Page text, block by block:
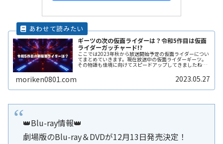
ギーツの次の仮面ライダーは？令和5作目は仮面
ライダーガッチャード!?
ここでは2023年秋から放送開始予定の仮面ライダーについ
てまとめていきます。現在放送中の仮面ライダーギーツ。
その物語も佳境に向けてスピードアップしてきましたね。
ろ。果たしてどんな名前の仮面ラReadMore...
moriken0801.com 2023.05.27
👑Blu-ray情報👑
劇場版のBlu-ray＆DVDが12月13日発売決定！